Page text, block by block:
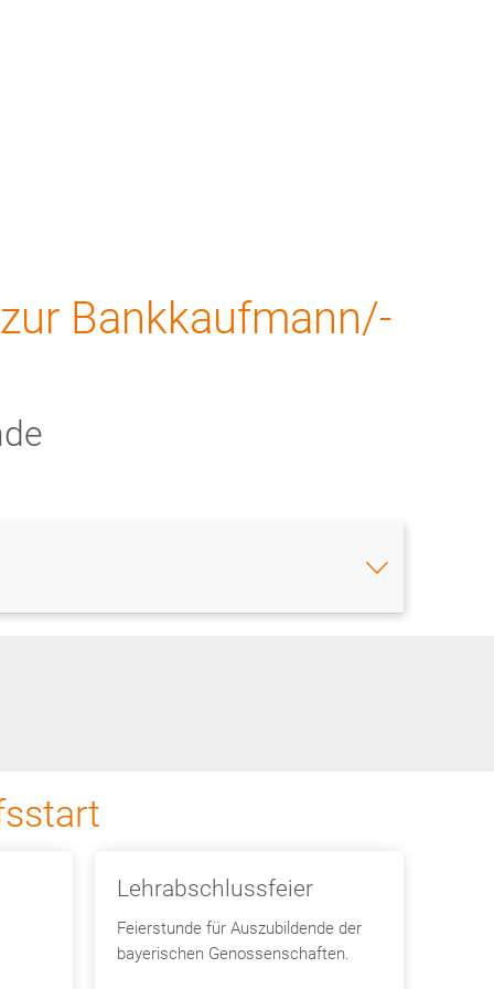
Bankkaufmann/-
Lehrabschlussfeier
Feierstunde für Auszubildende der
bayerischen Genossenschaften.